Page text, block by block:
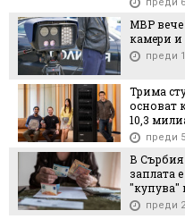
преди
МВР вече
камери и
преди
Трима
основат
10,3
преди
В
заплата
"купува"
преди